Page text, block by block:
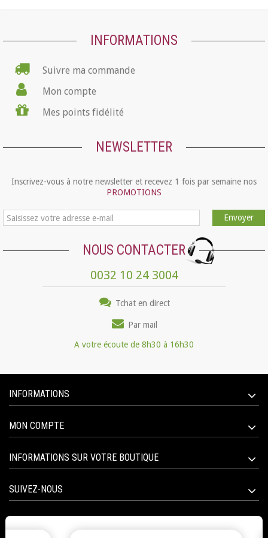
INFORMATIONS
Suivre ma commande
Mon compte
Mes points fidélité
NEWSLETTER
Inscrivez-vous à notre newsletter et recevez 1 fois par semaine nos
PROMOTIONS
Envoyer
NOUS CONTACTER
0032 10 24 3004
Tchat en direct
Par mail
A votre écoute de 8h30 à 16h30
INFORMATIONS
MON COMPTE
INFORMATIONS SUR VOTRE BOUTIQUE
SUIVEZ-NOUS